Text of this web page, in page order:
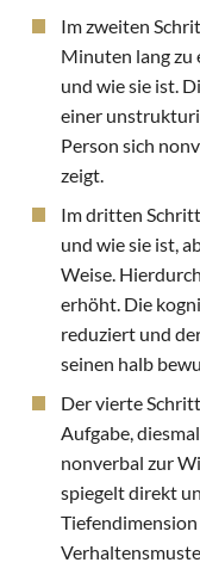
Im zweiten
Minuten lang zu
und wie sie ist.
einer
Person sich
zeigt.
Im dritten
und wie sie ist,
Weise.
erhöht. Die
reduziert und
seinen halb
Der vierte
Aufgabe,
nonverbal zur
spiegelt direkt